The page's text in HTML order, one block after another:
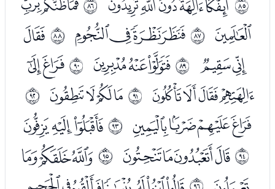
ﮋ ﱖﮍﮎﮏﮐ ﱗﮒ
ﮓﮔ ﱘﮖﮗﮘ ﱙﮚﮛ
ﮜﮝﮞﮟ ﱚﮡﮢﮣﮤ ﱛ
ﮦﮧﮨﮩ ﱜﮫﮬﮭ
ﱝﮯﮰﮱﯓ ﱞﯕﯖﯗ